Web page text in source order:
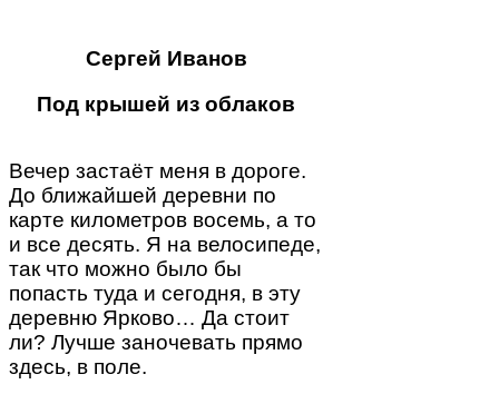
Сергей Иванов
Под крышей из облаков
Вечер застаёт меня в дороге.
До ближайшей деревни по
карте километров восемь, а то
и все десять. Я на велосипеде,
так что можно было бы
попасть туда и сегодня, в эту
деревню Ярково… Да стоит
ли? Лучше заночевать прямо
здесь, в поле.